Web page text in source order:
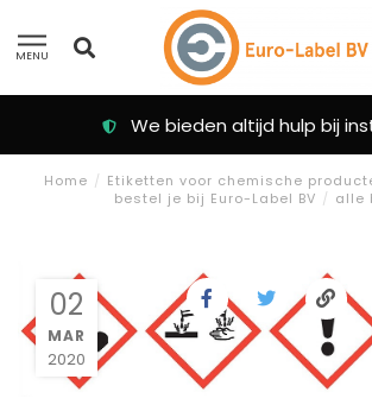
MENU
Klanten beoordelen ons met
Home / Etiketten voor chemische
bestel je bij Euro-Label BV / alle
02
MAR
2020